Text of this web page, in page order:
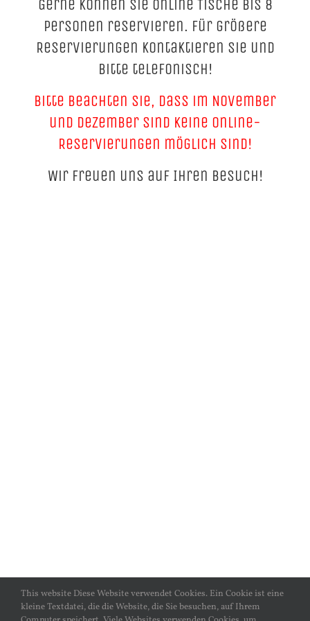
Gerne können Sie online Tische bis 8
Personen reservieren. Für größere
Reservierungen kontaktieren Sie und
bitte telefonisch!
Bitte beachten Sie, dass im November
und Dezember sind keine Online-
Reservierungen möglich sind!
Wir freuen uns auf Ihren Besuch!
This website Diese Website verwendet Cookies. Ein Cookie ist eine
kleine Textdatei, die die Website, die Sie besuchen, auf Ihrem